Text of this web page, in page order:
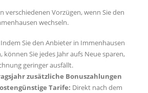
verschiedenen Vorzügen, wenn Sie den
wechseln.
Indem Sie den Anbieter in Immenhausen
können Sie jedes Jahr aufs Neue sparen,
geringer ausfällt.
zusätzliche Bonuszahlungen
Tarife: Direkt nach dem